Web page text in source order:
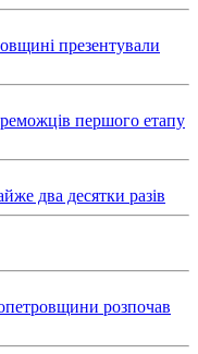
презентували
першого етапу
два десятки разів
розпочав